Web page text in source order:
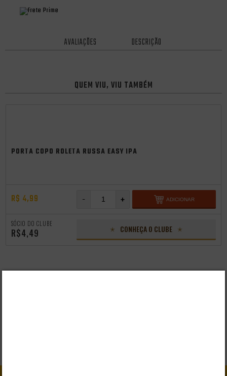
AVALIAÇÕES DESCRIÇÃO
QUEM VIU, VIU TAMBÉM
PORTA COPO ROLETA RUSSA EASY IPA
R$ 4,99 +
- ADICIONAR
SÓCIO DO CLUBE
R$4,49 CONHEÇA O CLUBE